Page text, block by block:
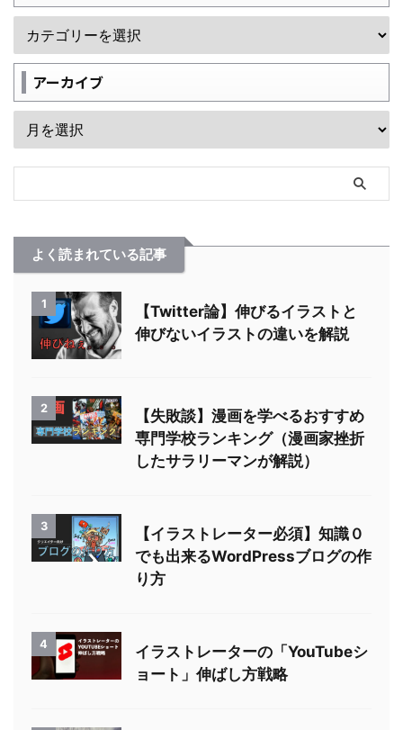
アーカイブ
よく読まれている記事
1
【Twitter論】伸びるイラストと
伸びないイラストの違いを解説
2
【失敗談】漫画を学べるおすすめ
専門学校ランキング（漫画家挫折
したサラリーマンが解説）
3
【イラストレーター必須】知識０
でも出来るWordPressブログの作
り方
4
イラストレーターの「YouTubeシ
ョート」伸ばし方戦略